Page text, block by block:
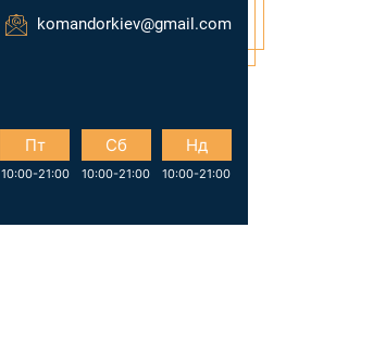
komandorkiev@gmail.com
Пт
10:00-21:00
Сб
10:00-21:00
Нд
10:00-21:00